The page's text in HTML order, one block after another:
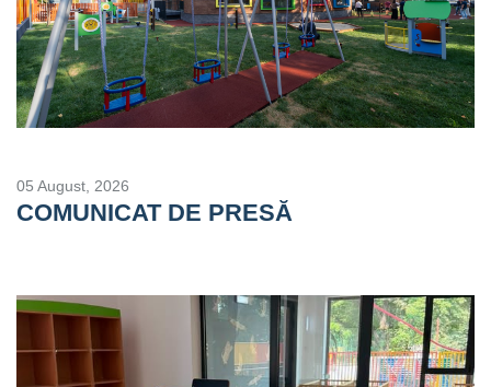
05 August, 2026
COMUNICAT DE PRESĂ